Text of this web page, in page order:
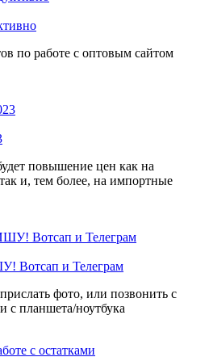
по работе с оптовым сайтом
повышение цен как на
и, тем более, на импортные
Вотсап и Телеграм
фото, или позвонить с
с планшета/ноутбука